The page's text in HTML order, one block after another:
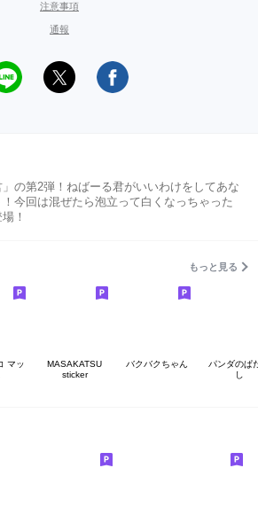
注意事項
通報
の第2弾！ねばーる君がいいわけをしてあな
今回は混ぜたら泡立って白くなっちゃった
！
もっと見る
マッ
MASAKATSU
sticker
バクバクちゃん
パンダのぱ
し